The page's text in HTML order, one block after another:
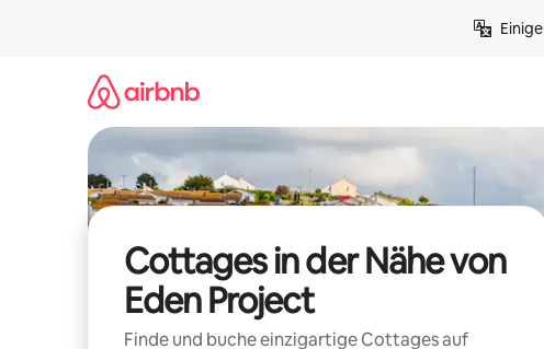
Cottages in der Nähe von
Eden Project
Finde und buche einzigartige Cottages auf